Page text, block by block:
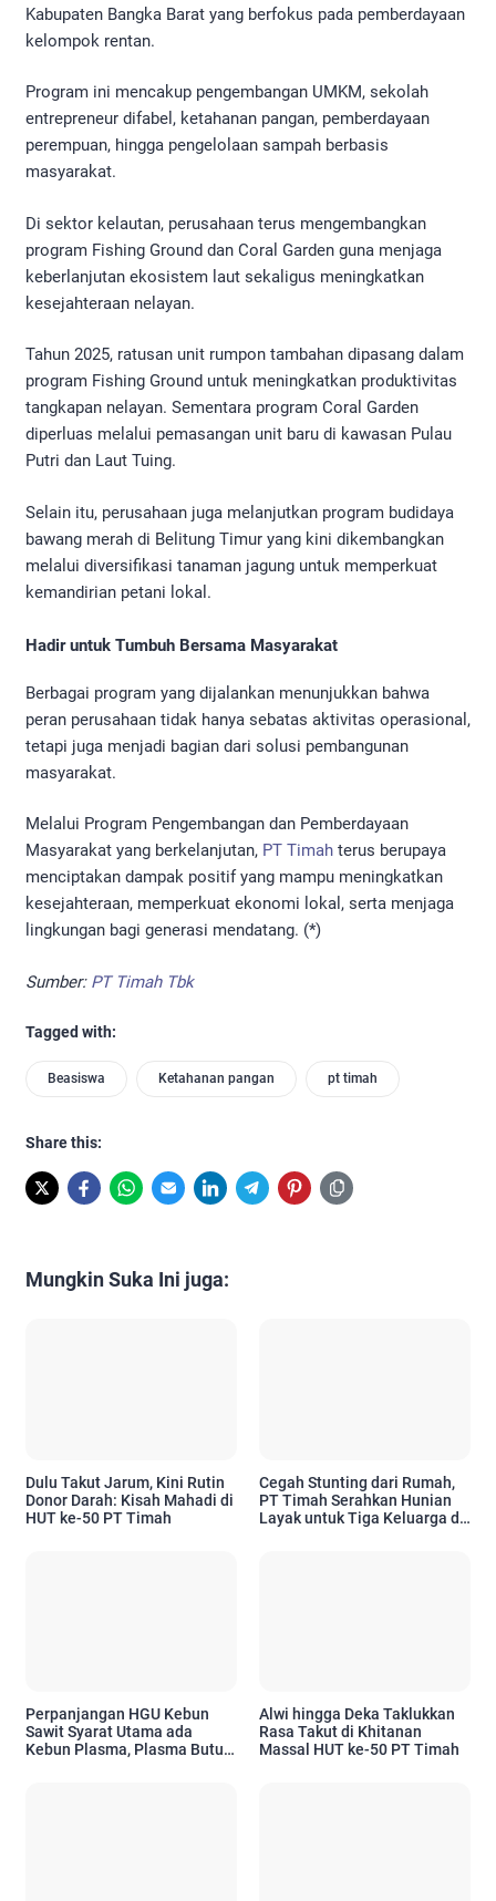
Kabupaten Bangka Barat yang berfokus pada pemberdayaan
kelompok rentan.
Program ini mencakup pengembangan UMKM, sekolah
entrepreneur difabel, ketahanan pangan, pemberdayaan
perempuan, hingga pengelolaan sampah berbasis
masyarakat.
Di sektor kelautan, perusahaan terus mengembangkan
program Fishing Ground dan Coral Garden guna menjaga
keberlanjutan ekosistem laut sekaligus meningkatkan
kesejahteraan nelayan.
Tahun 2025, ratusan unit rumpon tambahan dipasang dalam
program Fishing Ground untuk meningkatkan produktivitas
tangkapan nelayan. Sementara program Coral Garden
diperluas melalui pemasangan unit baru di kawasan Pulau
Putri dan Laut Tuing.
Selain itu, perusahaan juga melanjutkan program budidaya
bawang merah di Belitung Timur yang kini dikembangkan
melalui diversifikasi tanaman jagung untuk memperkuat
kemandirian petani lokal.
Hadir untuk Tumbuh Bersama Masyarakat
Berbagai program yang dijalankan menunjukkan bahwa
peran perusahaan tidak hanya sebatas aktivitas operasional,
tetapi juga menjadi bagian dari solusi pembangunan
masyarakat.
Melalui Program Pengembangan dan Pemberdayaan
Masyarakat yang berkelanjutan, PT Timah terus berupaya
menciptakan dampak positif yang mampu meningkatkan
kesejahteraan, memperkuat ekonomi lokal, serta menjaga
lingkungan bagi generasi mendatang. (*)
Sumber: PT Timah Tbk
Tagged with:
Beasiswa Ketahanan pangan pt timah
Share this:
Mungkin Suka Ini juga:
Dulu Takut Jarum, Kini Rutin
Donor Darah: Kisah Mahadi di
HUT ke-50 PT Timah
Cegah Stunting dari Rumah,
PT Timah Serahkan Hunian
Layak untuk Tiga Keluarga di
Perpanjangan HGU Kebun
Sawit Syarat Utama ada
Kebun Plasma, Plasma Butuh
Alwi hingga Deka Taklukkan
Rasa Takut di Khitanan
Massal HUT ke-50 PT Timah